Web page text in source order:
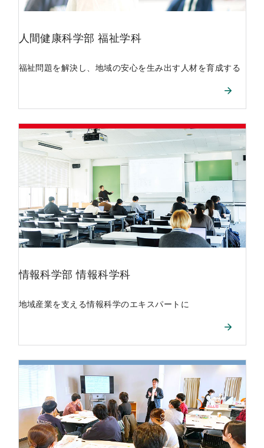
人間健康科学部 福祉学科
福祉問題を解決し、地域の安心を生み出す人材を育成する
情報科学部 情報科学科
地域産業を支える情報科学のエキスパートに